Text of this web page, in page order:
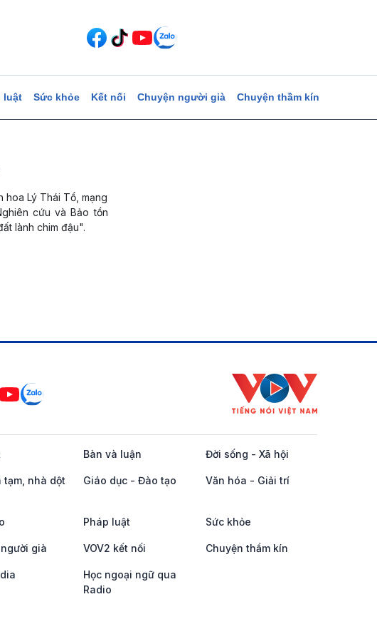
luật Sức khỏe Kết nối Chuyện người già Chuyện thầm kín
hoa Lý Thái Tổ, mạng
cứu và Bảo tồn
lành chim đậu".
Bàn và luận Đời sống - Xã hội
tạm, nhà dột
Giáo dục - Đào tạo Văn hóa - Giải trí
Pháp luật Sức khỏe
già VOV2 kết nối Chuyện thầm kín
Học ngoại ngữ qua
Radio